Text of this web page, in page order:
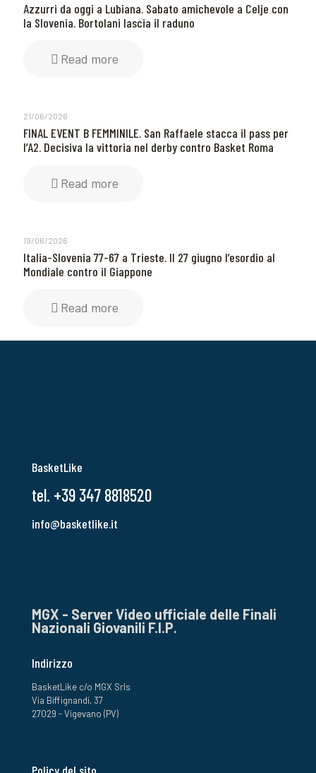
Azzurri da oggi a Lubiana. Sabato amichevole a Celje con
la Slovenia. Bortolani lascia il raduno
Read more
21/06/2026
FINAL EVENT B FEMMINILE. San Raffaele stacca il pass per
l’A2. Decisiva la vittoria nel derby contro Basket Roma
Read more
19/06/2026
Italia-Slovenia 77-67 a Trieste. Il 27 giugno l’esordio al
Mondiale contro il Giappone
Read more
BasketLike
tel. +39 347 8818520
info@basketlike.it
MGX - Server Video ufficiale delle Finali
Nazionali Giovanili F.I.P.
Indirizzo
BasketLike c/o MGX Srls
Via Biffignandi, 37
27029 - Vigevano (PV)